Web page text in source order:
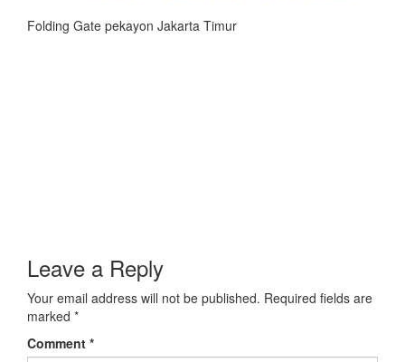
Folding Gate pekayon Jakarta Timur
Leave a Reply
Your email address will not be published. Required fields are
marked *
Comment *